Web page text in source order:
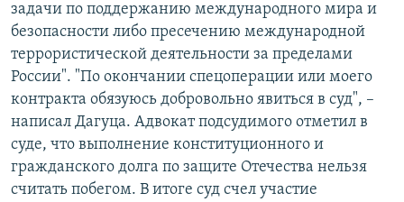
задачи по поддержанию международного мира и
безопасности либо пресечению международной
террористической деятельности за пределами
России". "По окончании спецоперации или моего
контракта обязуюсь добровольно явиться в суд", –
написал Дагуца. Адвокат подсудимого отметил в
суде, что выполнение конституционного и
гражданского долга по защите Отечества нельзя
считать побегом. В итоге суд счел участие